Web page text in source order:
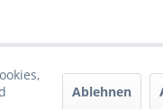
Ablehnen